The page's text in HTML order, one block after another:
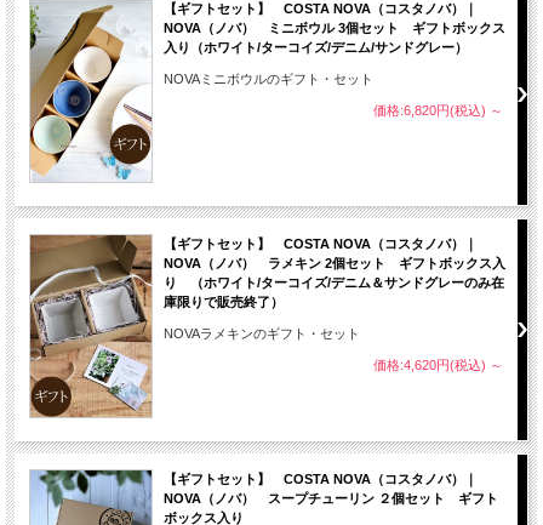
【ギフトセット】 COSTA NOVA（コスタノバ）｜
NOVA（ノバ） ミニボウル 3個セット ギフトボックス
入り（ホワイト/ターコイズ/デニム/サンドグレー）
NOVAミニボウルのギフト・セット
価格:6,820円(税込) ～
【ギフトセット】 COSTA NOVA（コスタノバ）｜
NOVA（ノバ） ラメキン 2個セット ギフトボックス入
り （ホワイト/ターコイズ/デニム＆サンドグレーのみ在
庫限りで販売終了）
NOVAラメキンのギフト・セット
価格:4,620円(税込) ～
【ギフトセット】 COSTA NOVA（コスタノバ）｜
NOVA（ノバ） スープチューリン ２個セット ギフト
ボックス入り